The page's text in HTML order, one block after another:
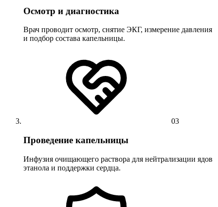
Осмотр и диагностика
Врач проводит осмотр, снятие ЭКГ, измерение давления
и подбор состава капельницы.
03
Проведение капельницы
Инфузия очищающего раствора для нейтрализации ядов
этанола и поддержки сердца.